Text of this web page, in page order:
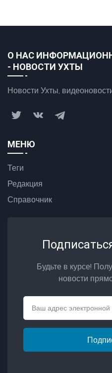
О НАС
- НОВОСТИ УХТЫ
Новости Ухты,
МЕНЮ
Теги
Редакция
Справочник
Будьте в курсе!
новости